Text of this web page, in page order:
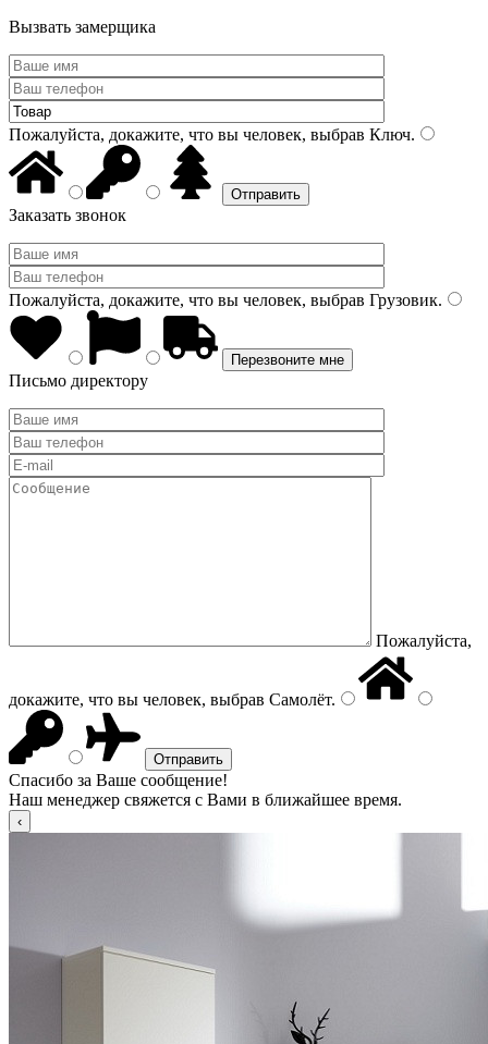
Вызвать замерщика
Пожалуйста, докажите, что вы человек, выбрав Ключ.
Заказать звонок
Пожалуйста, докажите, что вы человек, выбрав Грузовик.
Письмо директору
Пожалуйста,
докажите, что вы человек, выбрав Самолёт.
Спасибо за Ваше сообщение!
Наш менеджер свяжется с Вами в ближайшее время.